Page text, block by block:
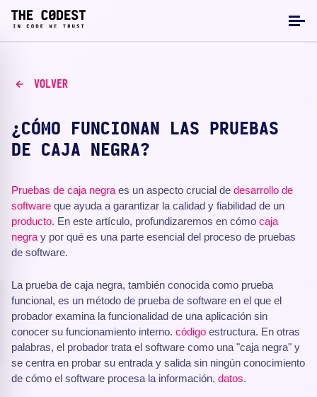
VOLVER
¿CÓMO FUNCIONAN LAS PRUEBAS
DE CAJA NEGRA?
Pruebas de caja negra es un aspecto crucial de desarrollo de
software que ayuda a garantizar la calidad y fiabilidad de un
producto. En este artículo, profundizaremos en cómo caja
negra y por qué es una parte esencial del proceso de pruebas
de software.
La prueba de caja negra, también conocida como prueba
funcional, es un método de prueba de software en el que el
probador examina la funcionalidad de una aplicación sin
conocer su funcionamiento interno. código estructura. En otras
palabras, el probador trata el software como una "caja negra" y
se centra en probar su entrada y salida sin ningún conocimiento
de cómo el software procesa la información. datos.